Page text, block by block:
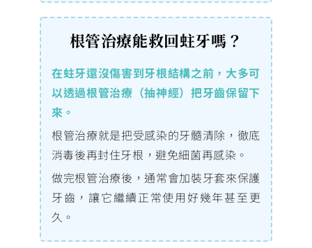
根管治療能救回蛀牙嗎？
在蛀牙還沒傷害到牙根結構之前，大多可
以透過根管治療（抽神經）把牙齒保留下
來。
根管治療就是把受感染的牙髓清除，徹底
消毒後再封住牙根，避免細菌再感染。
做完根管治療後，通常會加裝牙套來保護
牙齒，讓它繼續正常使用好幾年甚至更
久。